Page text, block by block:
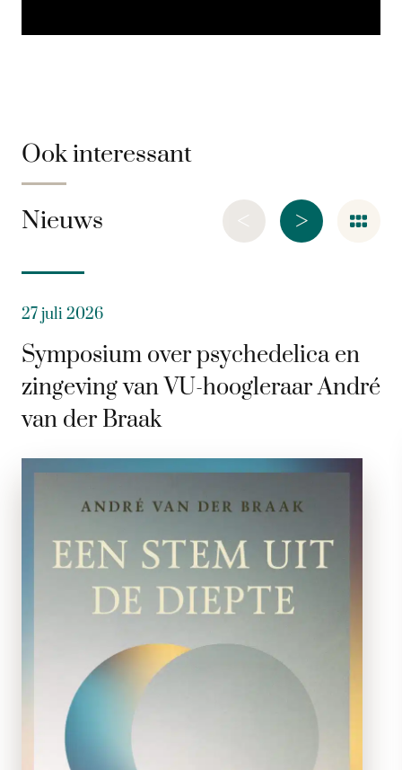
Ook interessant
Nieuws >
<
27 juli 2026
Symposium over psychedelica en
zingeving van VU-hoogleraar André
van der Braak